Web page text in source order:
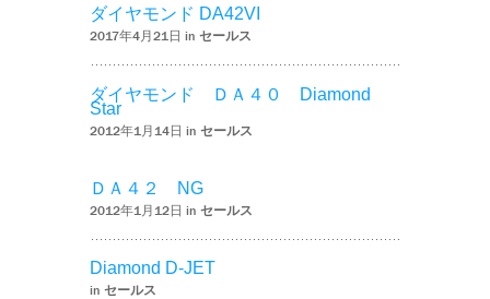
ダイヤモンド DA42VI
2017年4月21日 in セールス
ダイヤモンド ＤＡ４０ Diamond
Star
2012年1月14日 in セールス
ＤＡ４２ NG
2012年1月12日 in セールス
Diamond D-JET
in セールス